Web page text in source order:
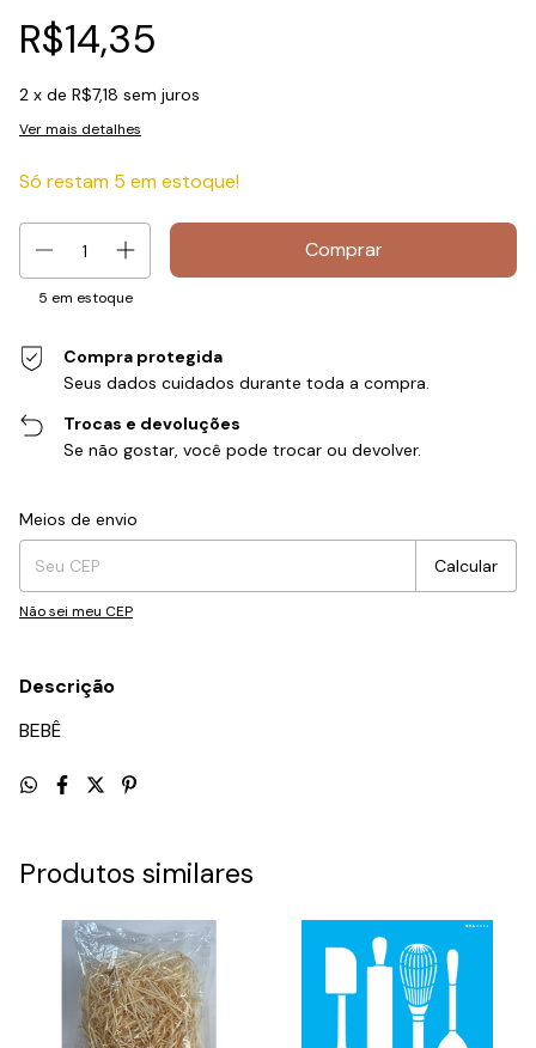
R$14,35
2 x de R$7,18 sem juros
Ver mais detalhes
Só restam 5 em estoque!
5 em estoque
Compra protegida
Seus dados cuidados durante toda a compra.
Trocas e devoluções
Se não gostar, você pode trocar ou devolver.
Entregas para o CEP:
Meios de envio
Calcular
Não sei meu CEP
Descrição
BEBÊ
Produtos similares